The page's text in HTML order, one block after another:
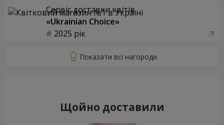
Сервіс доставки квітів
«Ukrainian Choice»
2025 рік
Щойно доставили